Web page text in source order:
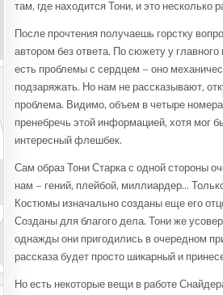
там, где находится Тони, и это несколько
После прочтения получаешь горстку
автором без ответа. По сюжету у главного
есть проблемы с сердцем – оно
подзаряжать. Но нам не рассказывают,
проблема. Видимо, объем в четыре
пренебречь этой информацией, хотя мог
интересный флешбек.
Сам образ Тони Старка с одной стороны
нам – гений, плейбой, миллиардер…
Костюмы изначально созданы еще его
Созданы для благого дела. Тони же
однажды они пригодились в очередном
рассказа будет просто шикарный и
Но есть некоторые вещи в работе